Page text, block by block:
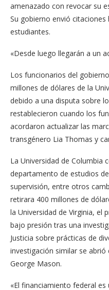
amenazado con revocar su
Su gobierno envió
estudiantes.
«Desde luego llegarán a un
Los funcionarios del
millones de dólares de la
debido a una disputa sobre
restablecieron cuando los
acordaron actualizar las
transgénero Lia Thomas y
La Universidad de Columbia
departamento de estudios
supervisión, entre otros
retirara 400 millones de
la Universidad de Virginia, el
bajo presión tras una
Justicia sobre prácticas de
investigación similar se abrió
George Mason.
«El financiamiento federal